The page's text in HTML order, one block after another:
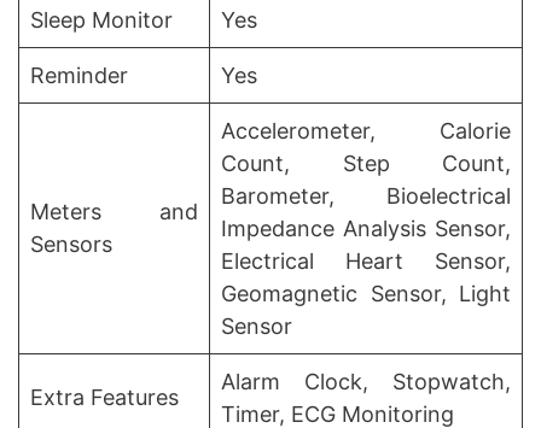
Sleep Monitor Yes
Reminder Yes
Meters and
Sensors
Accelerometer, Calorie
Count, Step Count,
Barometer, Bioelectrical
Impedance Analysis Sensor,
Electrical Heart Sensor,
Geomagnetic Sensor, Light
Sensor
Extra Features
Alarm Clock, Stopwatch,
Timer, ECG Monitoring